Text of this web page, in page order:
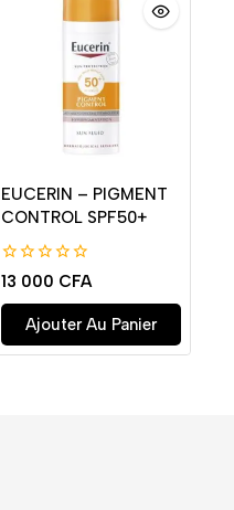
EUCERIN – PIGMENT
CONTROL SPF50+
0
de
5
13 000 CFA
Ajouter Au Panier